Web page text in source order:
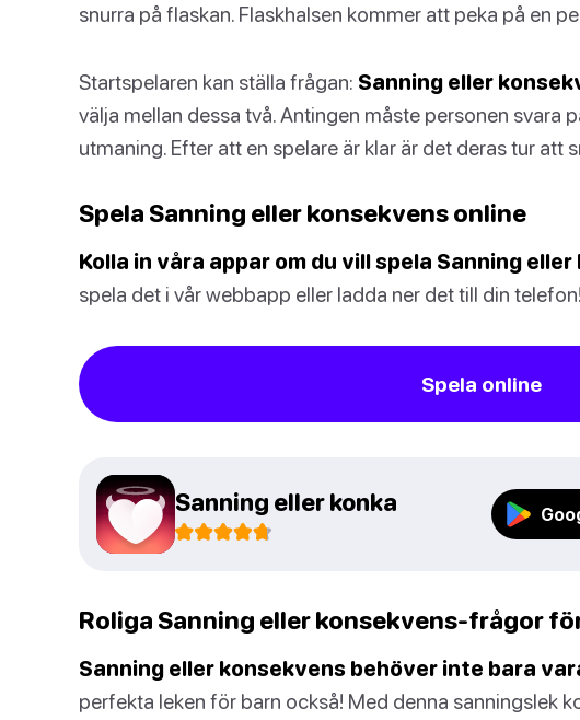
snurra på flaskan. Flaskhalsen kommer att peka på en
Startspelaren kan ställa frågan: Sanning eller
välja mellan dessa två. Antingen måste personen svara
utmaning. Efter att en spelare är klar är det deras tur att
Spela Sanning eller konsekvens online
Kolla in våra appar om du vill spela Sanning
spela det i vår webbapp eller ladda ner det till din telefon!
Spela online
Sanning eller konka
Roliga Sanning eller konsekvens-frågor
Sanning eller konsekvens behöver inte bara
perfekta leken för barn också! Med denna sanningslek